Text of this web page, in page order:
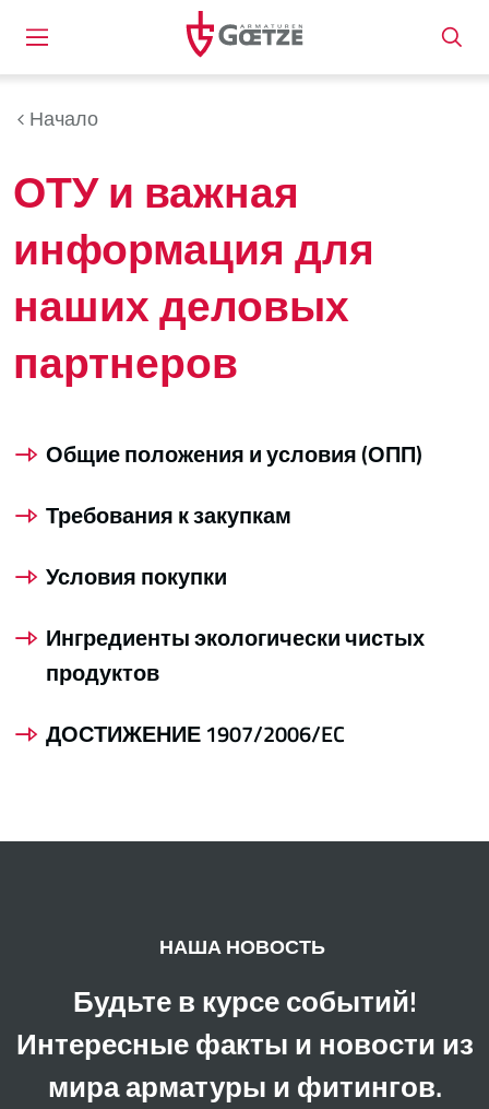
Начало
ОТУ и важная
информация для
наших деловых
партнеров
Общие положения и условия (ОПП)
Требования к закупкам
Условия покупки
Ингредиенты экологически чистых
продуктов
ДОСТИЖЕНИЕ 1907/2006/EC
НАША НОВОСТЬ
Будьте в курсе событий!
Интересные факты и новости из
мира арматуры и фитингов.